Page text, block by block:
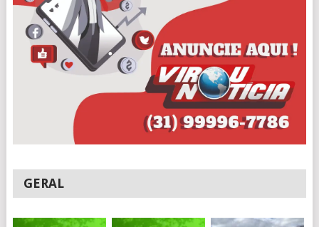
GERAL